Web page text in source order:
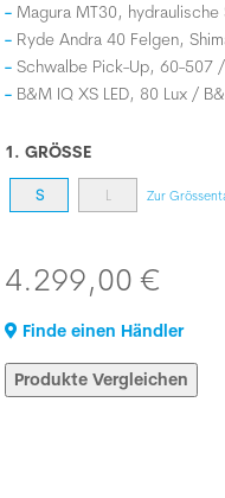
Magura MT30,
Ryde Andra 40 Felgen,
Schwalbe Pick-Up, 60-507
B&M IQ XS LED, 80 Lux /
1. GRÖSSE
S L Zur
4.299,00 €
Finde einen Händler
Produkte Vergleichen